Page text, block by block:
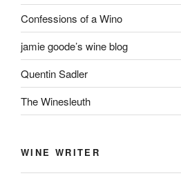
Confessions of a Wino
jamie goode’s wine blog
Quentin Sadler
The Winesleuth
WINE WRITER